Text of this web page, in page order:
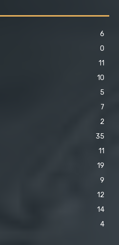
6
0
11
10
5
7
2
35
11
19
9
12
14
4